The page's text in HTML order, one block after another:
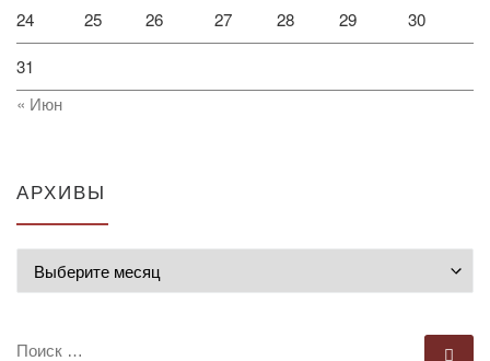
24 25 26 27 28 29 30
31
« Июн
АРХИВЫ
ПОИСК